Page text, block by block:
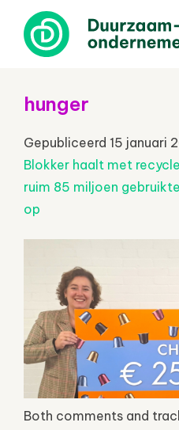
hunger
Gepubliceerd 15 januari
Blokker haalt met
ruim 85 miljoen
op
Both comments and